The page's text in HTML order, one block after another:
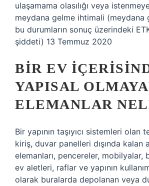
ulaşamama olasılığı veya
meydana gelme ihtimali (meydana
bu durumların sonuç üzerindeki
şiddeti) 13 Temmuz 2020
BIR EV
YAPISAL
ELEMANLAR
Bir yapının taşıyıcı sistemleri olan
kiriş, duvar panelleri dışında kalan
elemanları, pencereler, mobilyalar,
ev aletleri, raflar ve yapının
olarak buralarda depolanan veya